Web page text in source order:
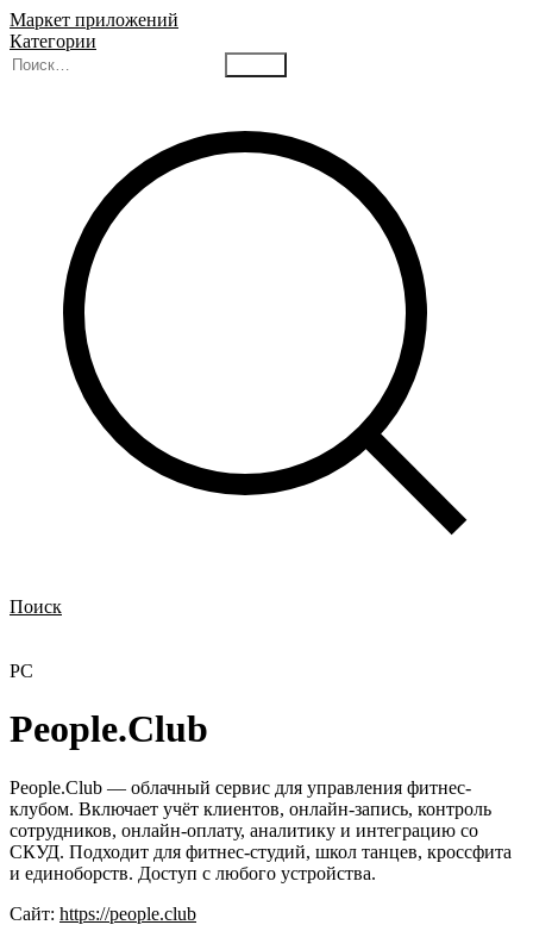
Маркет приложений
Категории
Поиск
PC
People.Club
People.Club — облачный сервис для управления фитнес-
клубом. Включает учёт клиентов, онлайн-запись, контроль
сотрудников, онлайн-оплату, аналитику и интеграцию со
СКУД. Подходит для фитнес-студий, школ танцев, кроссфита
и единоборств. Доступ с любого устройства.
Сайт: https://people.club